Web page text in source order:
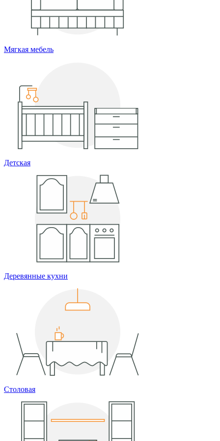
Мягкая мебель
Детская
Деревянные кухни
Столовая